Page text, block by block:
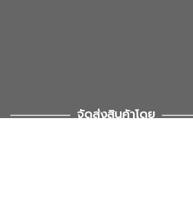
จัดส่งสินค้าโดย